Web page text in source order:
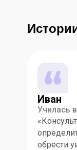
Иван
Училась
обрести